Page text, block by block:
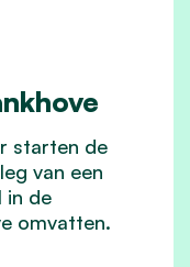
starten de
van een
in de
omvatten.